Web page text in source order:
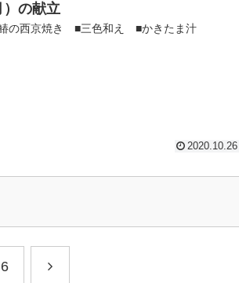
）の献立
の西京焼き ■三色和え ■かきたま汁
2020.10.26
6